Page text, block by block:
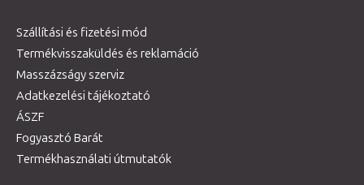
Szállítási és fizetési mód
Termékvisszaküldés és reklamáció
Masszázságy szerviz
Adatkezelési tájékoztató
ÁSZF
Fogyasztó Barát
Termékhasználati útmutatók